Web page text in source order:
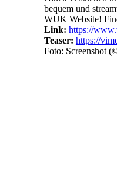
bequem und
WUK Website!
Link: https://
Teaser: https://
Foto: Screenshot